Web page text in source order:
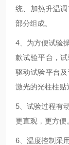
统、加热升温
部分组成。
4、为方便试验
款试验平台，
驱动试验平台
激光的光柱柱贴
5、试验过程有
更直观，更方便
6、温度控制采